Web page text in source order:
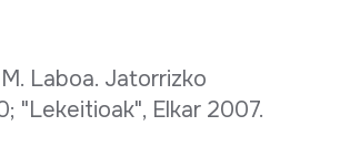
Laboa. Jatorrizko
"Lekeitioak", Elkar 2007.